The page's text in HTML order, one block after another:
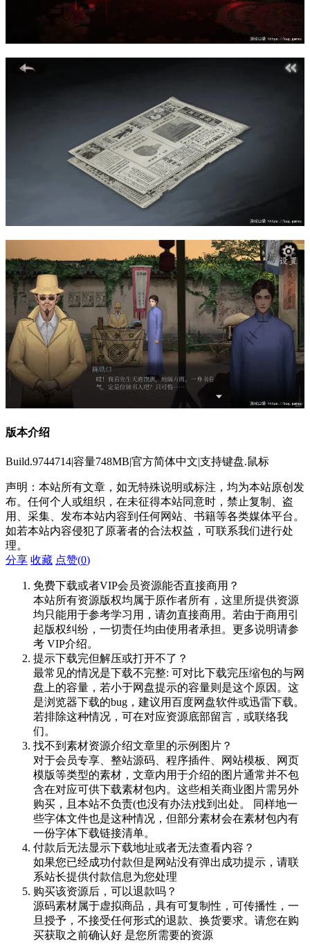
版本介绍
Build.9744714|容量748MB|官方简体中文|支持键盘.鼠标
声明：本站所有文章，如无特殊说明或标注，均为本站原创发
布。任何个人或组织，在未征得本站同意时，禁止复制、盗
用、采集、发布本站内容到任何网站、书籍等各类媒体平台。
如若本站内容侵犯了原著者的合法权益，可联系我们进行处
理。
分享 收藏 点赞(0)
免费下载或者VIP会员资源能否直接商用？
本站所有资源版权均属于原作者所有，这里所提供资源
均只能用于参考学习用，请勿直接商用。若由于商用引
起版权纠纷，一切责任均由使用者承担。更多说明请参
考 VIP介绍。
提示下载完但解压或打开不了？
最常见的情况是下载不完整: 可对比下载完压缩包的与网
盘上的容量，若小于网盘提示的容量则是这个原因。这
是浏览器下载的bug，建议用百度网盘软件或迅雷下载。
若排除这种情况，可在对应资源底部留言，或联络我
们。
找不到素材资源介绍文章里的示例图片？
对于会员专享、整站源码、程序插件、网站模板、网页
模版等类型的素材，文章内用于介绍的图片通常并不包
含在对应可供下载素材包内。这些相关商业图片需另外
购买，且本站不负责(也没有办法)找到出处。 同样地一
些字体文件也是这种情况，但部分素材会在素材包内有
一份字体下载链接清单。
付款后无法显示下载地址或者无法查看内容？
如果您已经成功付款但是网站没有弹出成功提示，请联
系站长提供付款信息为您处理
购买该资源后，可以退款吗？
源码素材属于虚拟商品，具有可复制性，可传播性，一
旦授予，不接受任何形式的退款、换货要求。请您在购
买获取之前确认好 是您所需要的资源